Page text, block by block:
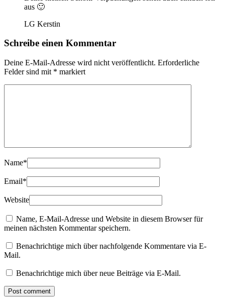
aus 🙂
LG Kerstin
Schreibe einen Kommentar
Deine E-Mail-Adresse wird nicht veröffentlicht. Erforderliche
Felder sind mit * markiert
Name*
Email*
Website
Name, E-Mail-Adresse und Website in diesem Browser für
meinen nächsten Kommentar speichern.
Benachrichtige mich über nachfolgende Kommentare via E-
Mail.
Benachrichtige mich über neue Beiträge via E-Mail.